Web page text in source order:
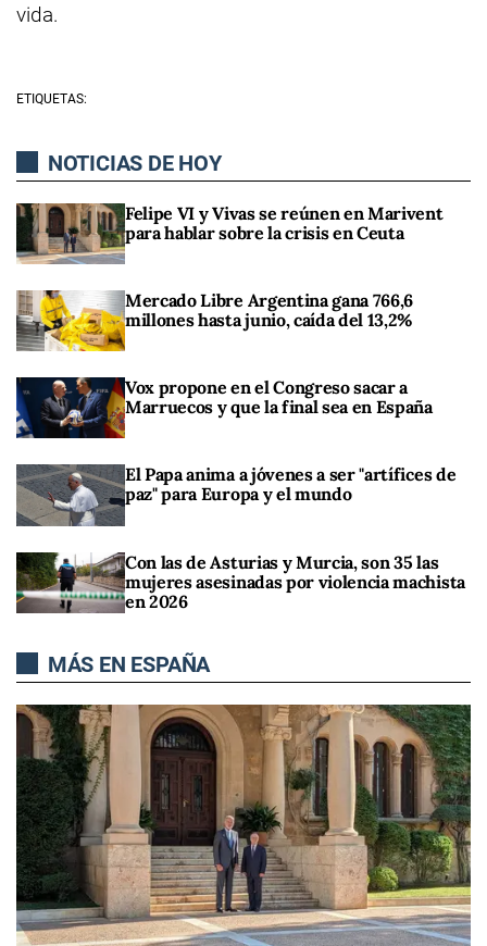
vida.
ETIQUETAS:
NOTICIAS DE HOY
Felipe VI y Vivas se reúnen en Marivent
para hablar sobre la crisis en Ceuta
Mercado Libre Argentina gana 766,6
millones hasta junio, caída del 13,2%
Vox propone en el Congreso sacar a
Marruecos y que la final sea en España
El Papa anima a jóvenes a ser "artífices de
paz" para Europa y el mundo
Con las de Asturias y Murcia, son 35 las
mujeres asesinadas por violencia machista
en 2026
MÁS EN ESPAÑA